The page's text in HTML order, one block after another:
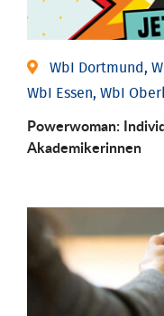
WbI Dortmund,
WbI Essen, WbI
Powerwoman:
Aka­demiker­innen